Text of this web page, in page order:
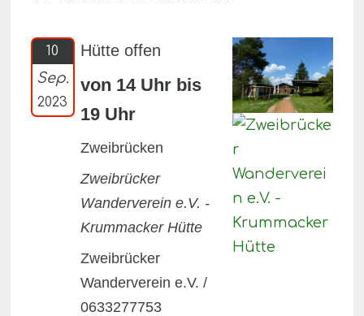
10
Sep.
2023
Hütte offen
von 14 Uhr bis
19 Uhr
Zweibrücken
Zweibrücker
Wanderverein e.V. -
Krummacker Hütte
Zweibrücker
Wanderverein e.V. /
0633277753